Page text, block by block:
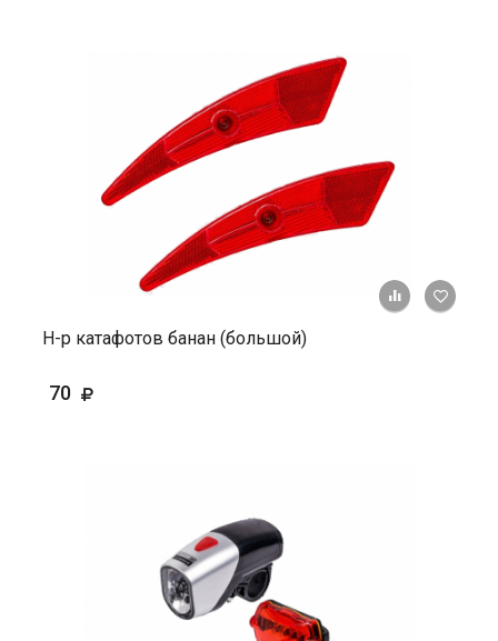
+ К
Н-р катафотов банан (большой)
70